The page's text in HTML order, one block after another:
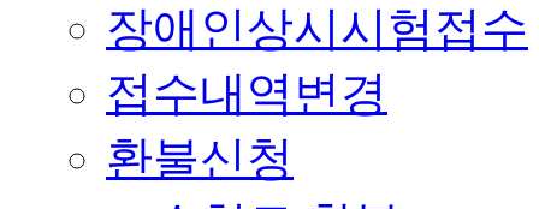
장애인상시시험접수
접수내역변경
환불신청